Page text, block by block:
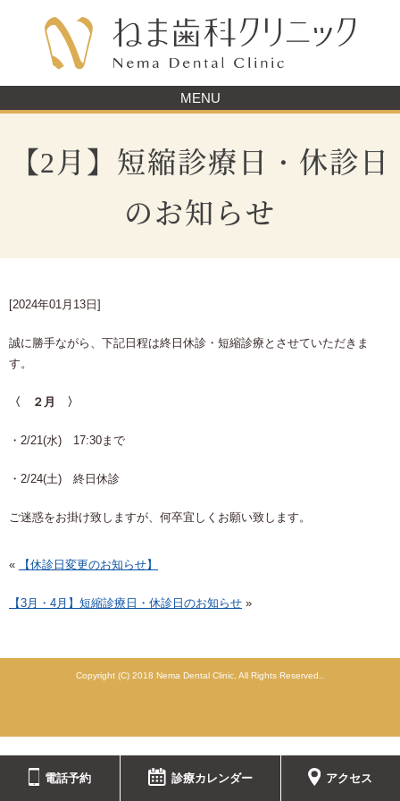
MENU
【2月】短縮診療日・休診日
のお知らせ
[2024年01月13日]
誠に勝手ながら、下記日程は終日休診・短縮診療とさせていただきま
す。
〈 ２月 〉
・2/21(水) 17:30まで
・2/24(土) 終日休診
ご迷惑をお掛け致しますが、何卒宜しくお願い致します。
« 【休診日変更のお知らせ】
【3月・4月】短縮診療日・休診日のお知らせ »
電話予約 診療カレンダー アクセス
Copyright (C) 2018 Nema Dental Clinic, All Rights Reserved..